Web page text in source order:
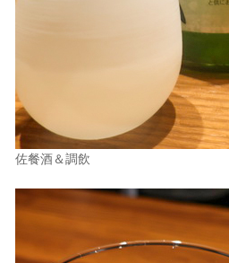
佐餐酒＆調飲